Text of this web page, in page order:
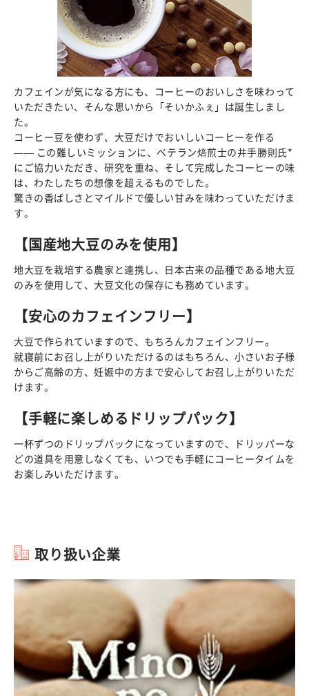
カフェインが気になる方にも、コーヒーのおいしさを味わって
いただきたい、そんな思いから「そいかふぇ」は誕生しまし
た。
コーヒー豆を使わず、大豆だけでおいしいコーヒーを作る
—— この難しいミッションに、ベテラン焙煎士の井手勝則氏*
にご協力いただき、研究を重ね、そして完成したコーヒーの味
は、わたしたちの想像を超えるものでした。
驚きの香ばしさとマイルドで優しい甘みを味わっていただけま
す。
【国産地大豆のみを使用】
地大豆を栽培する農家と連携し、日本古来の品種である地大豆
のみを使用して、大豆文化の保存にも務めています。
【安心のカフェインフリー】
大豆で作られていますので、もちろんカフェインフリー。
就寝前にお召し上がりいただけるのはもちろん、小さいお子様
からご高齢の方、妊娠中の方まで安心してお召し上がりいただ
けます。
【手軽に楽しめるドリップパック】
一杯ずつのドリップパックになっていますので、ドリッパーな
どの道具を用意しなくても、いつでも手軽にコーヒータイムを
お楽しみいただけます。
取り扱い企業